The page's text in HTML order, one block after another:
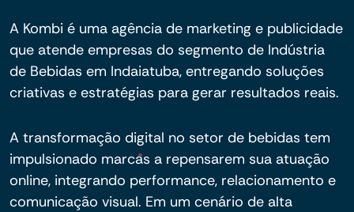
A Kombi é uma agência de marketing e publicidade
que atende empresas do segmento de Indústria
de Bebidas em Indaiatuba, entregando soluções
criativas e estratégias para gerar resultados reais.
A transformação digital no setor de bebidas tem
impulsionado marcas a repensarem sua atuação
online, integrando performance, relacionamento e
comunicação visual. Em um cenário de alta